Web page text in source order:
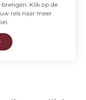
Klik op de
reis naar meer